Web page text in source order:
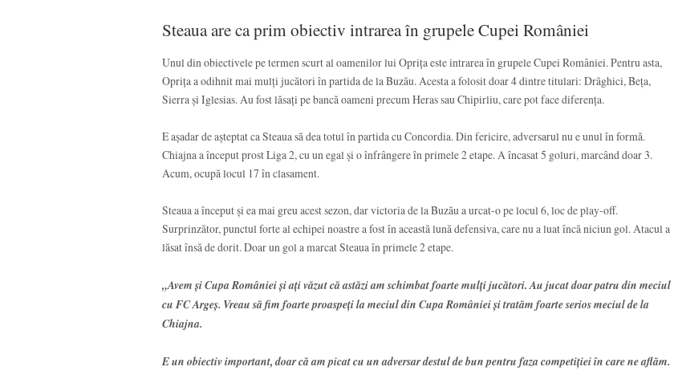
Steaua are ca prim obiectiv intrarea în grupele Cupei României
Unul din obiectivele pe termen scurt al oamenilor lui Oprița este intrarea în grupele Cupei României. Pentru asta,
Oprița a odihnit mai mulți jucători în partida de la Buzău. Acesta a folosit doar 4 dintre titulari: Drăghici, Beța,
Sierra și Iglesias. Au fost lăsați pe bancă oameni precum Heras sau Chipirliu, care pot face diferența.
E așadar de așteptat ca Steaua să dea totul în partida cu Concordia. Din fericire, adversarul nu e unul în formă.
Chiajna a început prost Liga 2, cu un egal și o înfrângere în primele 2 etape. A încasat 5 goluri, marcând doar 3.
Acum, ocupă locul 17 în clasament.
Steaua a început și ea mai greu acest sezon, dar victoria de la Buzău a urcat-o pe locul 6, loc de play-off.
Surprinzător, punctul forte al echipei noastre a fost în această lună defensiva, care nu a luat încă niciun gol. Atacul a
lăsat însă de dorit. Doar un gol a marcat Steaua în primele 2 etape.
„Avem și Cupa României și ați văzut că astăzi am schimbat foarte mulți jucători. Au jucat doar patru din meciul
cu FC Argeș. Vreau să fim foarte proaspeți la meciul din Cupa României și tratăm foarte serios meciul de la
Chiajna.
E un obiectiv important, doar că am picat cu un adversar destul de bun pentru faza competiției în care ne aflăm.